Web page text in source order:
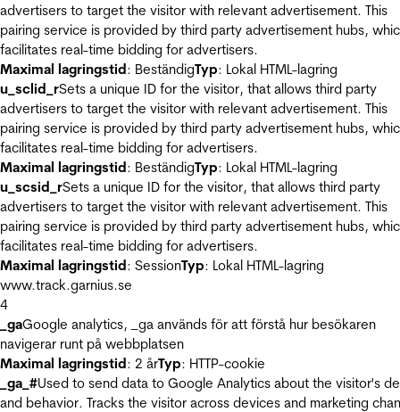
advertisers to target the visitor with relevant advertisement. This
pairing service is provided by third party advertisement hubs,
facilitates real-time bidding for advertisers.
Maximal lagringstid: BeständigTyp: Lokal HTML-lagring
u_sclid_rSets a unique ID for the visitor, that allows third party
advertisers to target the visitor with relevant advertisement. This
pairing service is provided by third party advertisement hubs,
facilitates real-time bidding for advertisers.
Maximal lagringstid: BeständigTyp: Lokal HTML-lagring
u_scsid_rSets a unique ID for the visitor, that allows third party
advertisers to target the visitor with relevant advertisement. This
pairing service is provided by third party advertisement hubs,
facilitates real-time bidding for advertisers.
Maximal lagringstid: SessionTyp: Lokal HTML-lagring
www.track.garnius.se
4
_gaGoogle analytics, _ga används för att förstå hur besökaren
navigerar runt på webbplatsen
Maximal lagringstid: 2 årTyp: HTTP-cookie
_ga_#Used to send data to Google Analytics about the visitor's
and behavior. Tracks the visitor across devices and marketing